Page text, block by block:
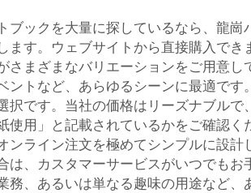
ブックを大量に探しているなら、龍
ます。ウェブサイトから直接購入で
さまざまなバリエーションをご用意
ントなど、あらゆるシーンに最適で
択です。当社の価格はリーズナブル
使用」と記載されているかをご確認
ンライン注文を極めてシンプルに設
は、カスタマーサービスがいつでも
務、あるいは単なる趣味の用途など